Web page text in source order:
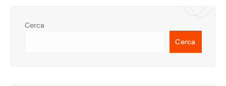
Cerca
Cerca